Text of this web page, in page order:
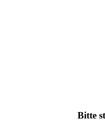
Bitte